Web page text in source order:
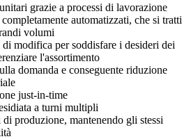
grazie a processi di lavorazione
automatizzati, che si tratti
volumi
modifica per soddisfare i desideri dei
l'assortimento
domanda e conseguente riduzione
just-in-time
a turni multipli
produzione, mantenendo gli stessi